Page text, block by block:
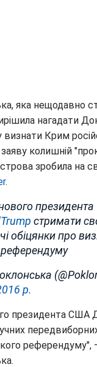
яка нещодавно
нагадати
визнати Крим
колишній
зробила на
.
стримати
обіцянки про
р.
президента США
референдуму",